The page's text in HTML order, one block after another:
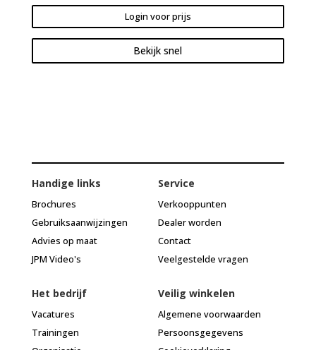
Login voor prijs
Bekijk snel
Handige links
Brochures
Gebruiksaanwijzingen
Advies op maat
JPM Video's
Service
Verkooppunten
Dealer worden
Contact
Veelgestelde vragen
Het bedrijf
Vacatures
Trainingen
Veilig winkelen
Algemene voorwaarden
Persoonsgegevens